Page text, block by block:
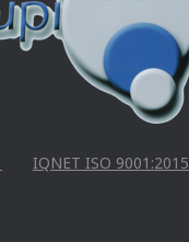
IQNET ISO 9001:2015